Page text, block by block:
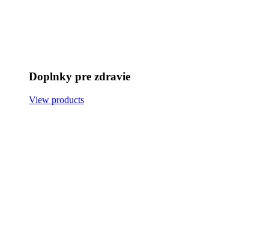
Doplnky pre zdravie
View products